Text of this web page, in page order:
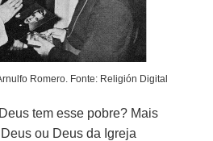
Romero. Fonte: Religión Digital
tem esse pobre? Mais
ou Deus da Igreja